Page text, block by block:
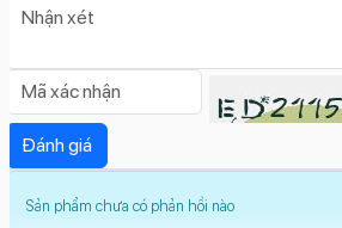
Sản phẩm chưa có phản hồi nào